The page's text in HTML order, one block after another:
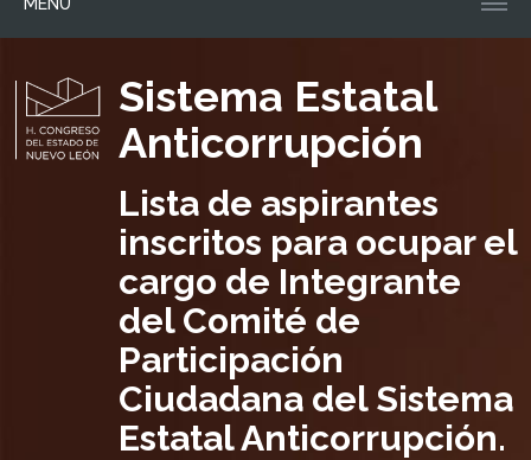
Sistema Estatal
Anticorrupción
Lista de aspirantes
inscritos para ocupar el
cargo de Integrante
del Comité de
Participación
Ciudadana del Sistema
Estatal Anticorrupción.